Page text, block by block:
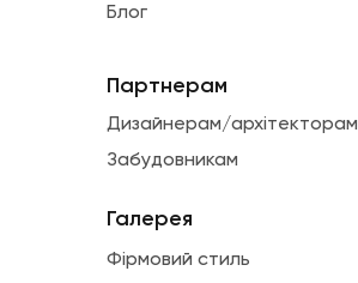
Блог
Партнерам
Дизайнерам/архітекторам
Забудовникам
Галерея
Фірмовий стиль